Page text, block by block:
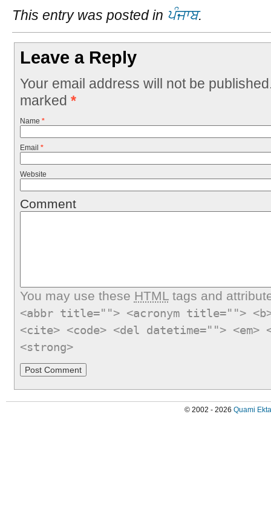
This entry was posted in ਪੰਜਾਬ.
Leave a Reply
Your email address will not be
marked *
Name *
Email *
Website
Comment
You may use these HTMLtags and
<abbr title=""> <acronym title="">
<cite> <code> <del datetime="">
<strong>
© 2002 - 2026 Quami